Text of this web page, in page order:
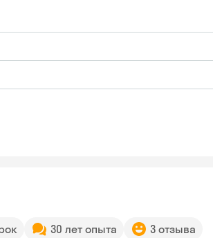
30 лет опыта 3 отзыва